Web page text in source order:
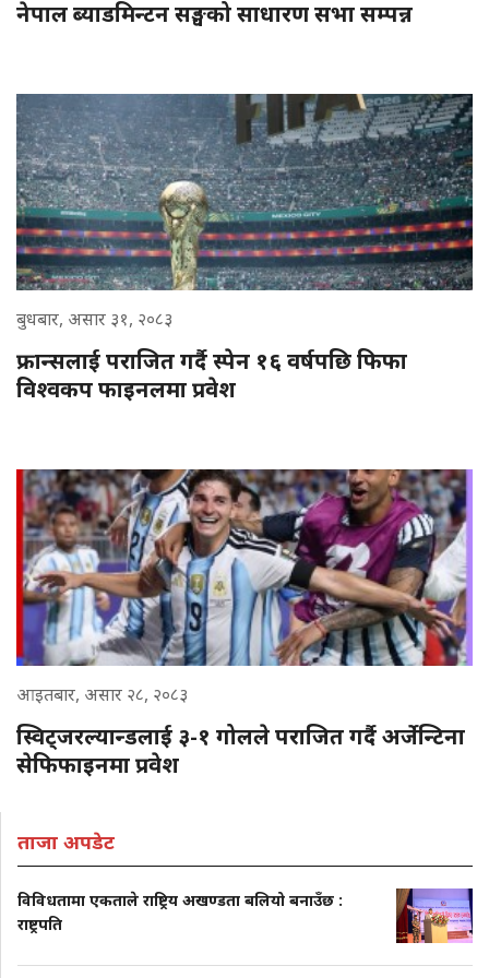
नेपाल ब्याडमिन्टन सङ्घको साधारण सभा सम्पन्न
बुधबार, असार ३१, २०८३
फ्रान्सलाई पराजित गर्दै स्पेन १६ वर्षपछि फिफा
विश्वकप फाइनलमा प्रवेश
आइतबार, असार २८, २०८३
स्विट्जरल्यान्डलाई ३-१ गोलले पराजित गर्दै अर्जेन्टिना
सेफिफाइनमा प्रवेश
ताजा अपडेट
विविधतामा एकताले राष्ट्रिय अखण्डता बलियो बनाउँछ :
राष्ट्रपति